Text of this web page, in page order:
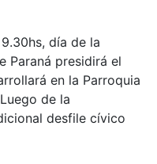
día de la
Paraná presidirá el
en la Parroquia
de la
desfile cívico